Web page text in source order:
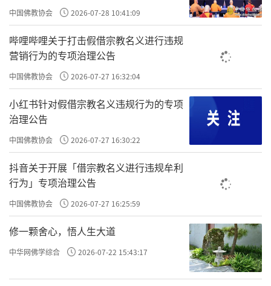
北魏正光二年石雕一佛二菩萨像
主尊佛结跏趺坐，手结印，作说法状。肉髻高
耸，面相清瘦，体格瘦削，着褒衣博带袈裟，
衣纹稠叠流畅。左右为二胁侍菩萨，头戴宝
冠，立于莲台上，身体略倾，与主尊呼应，似
正在听佛说法。
中国佛教协会 2026-07-28 10:41:09
哔哩哔哩关于打击假借宗教名义进行违规
营销行为的专项治理公告
中国佛教协会 2026-07-27 16:32:04
小红书针对假借宗教名义违规行为的专项
治理公告
中国佛教协会 2026-07-27 16:30:22
抖音关于开展「借宗教名义进行违规牟利
行为」专项治理公告
中国佛教协会 2026-07-27 16:25:59
修一颗舍心，悟人生大道
中华网佛学综合 2026-07-22 15:43:17